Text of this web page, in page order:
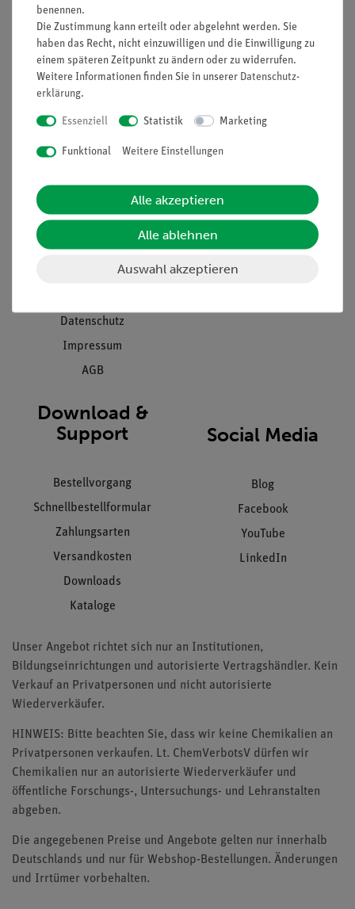
Nach oben
Informationen
Projekte und Lösungen
Presse
Stellenangebote
Datenschutz
Impressum
AGB
Service
Beratung & Showroom
Inventarisierungs- &
Inbetriebnahme & Schulungen
Download &
Support
Bestellvorgang
Schnellbestellformular
Zahlungsarten
Versandkosten
Downloads
Kataloge
Social Media
Blog
Facebook
YouTube
LinkedIn
Unser Angebot richtet sich nur an Institutionen,
Bildungseinrichtungen und autorisierte Vertragshändler. Kein
Verkauf an Privatpersonen und nicht autorisierte
Wiederverkäufer.
HINWEIS: Bitte beachten Sie, dass wir keine Chemikalien an
Privatpersonen verkaufen. Lt. ChemVerbotsV dürfen wir
Chemikalien nur an autorisierte Wiederverkäufer und
öffentliche Forschungs-, Untersuchungs- und Lehranstalten
abgeben.
Die angegebenen Preise und Angebote gelten nur innerhalb
Deutschlands und nur für Webshop-Bestellungen. Änderungen
und Irrtümer vorbehalten.
benennen.
Die Zustimmung kann erteilt oder abgelehnt werden. Sie
haben das Recht, nicht einzuwilligen und die Einwilligung zu
einem späteren Zeitpunkt zu ändern oder zu widerrufen.
Weitere Informationen finden Sie in unserer Daten­schutz­
erklärung.
Essenziell Statistik Marketing
Funktional Weitere Einstellungen
Alle akzeptieren
Alle ablehnen
Auswahl akzeptieren